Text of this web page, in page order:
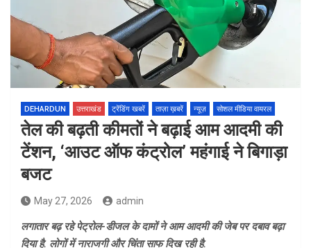
DEHARDUN उत्तराखंड ट्रेंडिंग खबरें ताज़ा ख़बरें न्यूज़ सोशल मीडिया वायरल
तेल की बढ़ती कीमतों ने बढ़ाई आम आदमी की
टेंशन, ‘आउट ऑफ कंट्रोल’ महंगाई ने बिगाड़ा
बजट
May 27, 2026 admin
लगातार बढ़ रहे पेट्रोल-डीजल के दामों ने आम आदमी की जेब पर दबाव बढ़ा
दिया है. लोगों में नाराजगी और चिंता साफ दिख रही है.